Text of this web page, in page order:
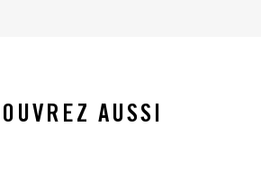
AUSSI